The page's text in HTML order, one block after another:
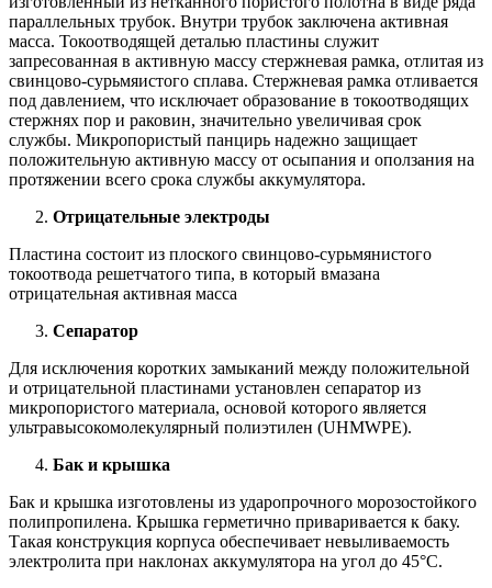
параллельных трубок. Внутри трубок заключена активная
масса. Токоотводящей деталью пластины служит
запресованная в активную массу стержневая рамка, отлитая из
свинцово-сурьмяистого сплава. Стержневая рамка отливается
под давлением, что исключает образование в токоотводящих
стержнях пор и раковин, значительно увеличивая срок
службы. Микропористый панцирь надежно защищает
положительную активную массу от осыпания и оползания на
протяжении всего срока службы аккумулятора.
Отрицательные электроды
Пластина состоит из плоского свинцово-сурьмянистого
токоотвода решетчатого типа, в который вмазана
отрицательная активная масса
Сепаратор
Для исключения коротких замыканий между положительной
и отрицательной пластинами установлен сепаратор из
микропористого материала, основой которого является
ультравысокомолекулярный полиэтилен (UHMWPE).
Бак и крышка
Бак и крышка изготовлены из ударопрочного морозостойкого
полипропилена. Крышка герметично приваривается к баку.
Такая конструкция корпуса обеспечивает невыливаемость
электролита при наклонах аккумулятора на угол до 45°С.